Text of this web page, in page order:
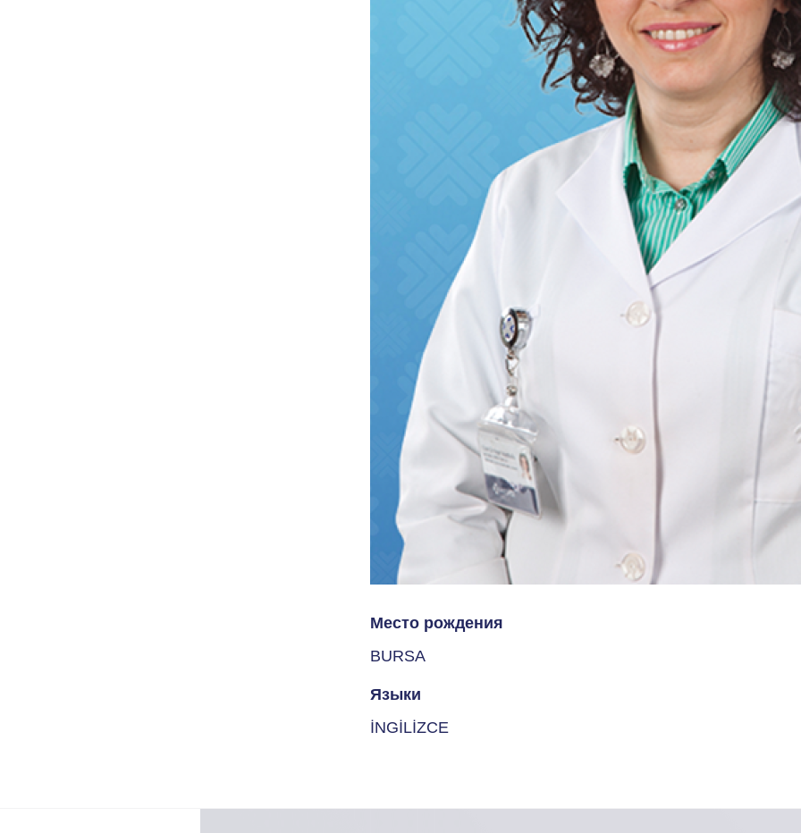
Место рождения
BURSA
Языки
İNGİLİZCE